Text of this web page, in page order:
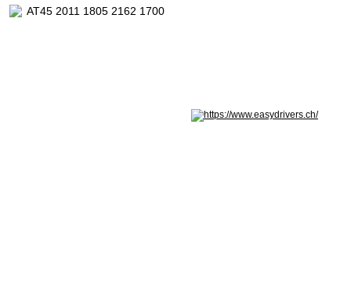
AT45 2011 1805 2162 1700